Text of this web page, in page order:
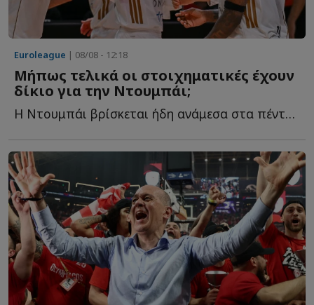
Euroleague | 08/08 - 12:18
Μήπως τελικά οι στοιχηματικές έχουν
δίκιο για την Ντουμπάι;
Η Ντουμπάι βρίσκεται ήδη ανάμεσα στα πέντε μεγαλύτερα φ...